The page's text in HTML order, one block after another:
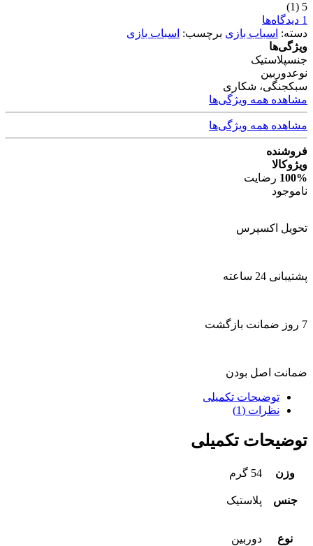
5
(1)
1 دیدگاه‌ها
دسته: اسباب بازی برچسب: اسباب بازی
ویژگی‌ها
جنسپلاستیک
نوعدوربین
سبکجنگی، شکاری
مشاهده همه ویژگی‌ها
مشاهده همه ویژگی‌ها
فروشنده
ویژوکالا
100% رضایت
ناموجود
تحویل اکسپرس
پشتیبانی 24 ساعته
7 روز ضمانت بازگشت
ضمانت اصل بودن
توضیحات تکمیلی
نظرات (1)
توضیحات تکمیلی
وزن 54 گرم
جنس پلاستیک
نوع دوربین